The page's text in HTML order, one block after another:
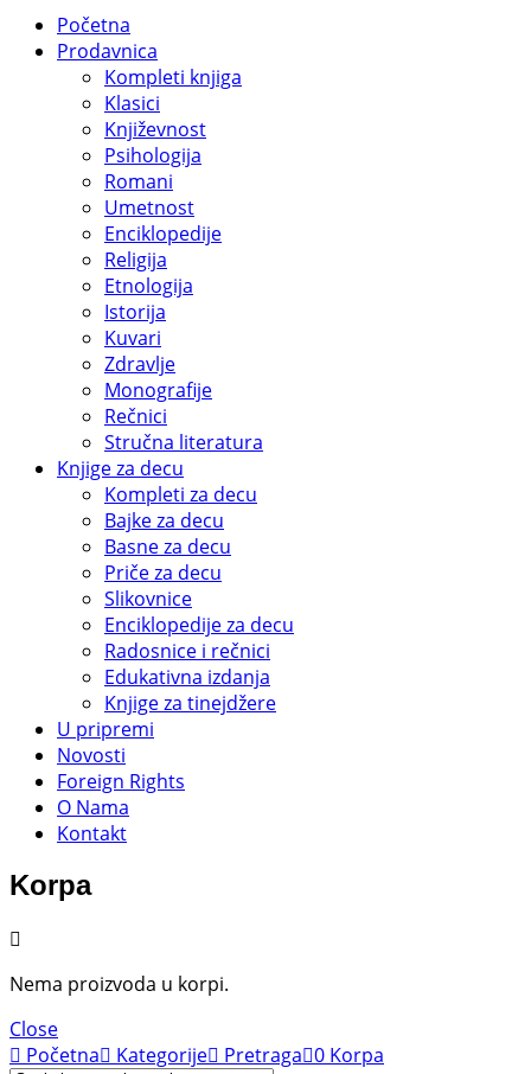
Početna
Prodavnica
Kompleti knjiga
Klasici
Književnost
Psihologija
Romani
Umetnost
Enciklopedije
Religija
Etnologija
Istorija
Kuvari
Zdravlje
Monografije
Rečnici
Stručna literatura
Knjige za decu
Kompleti za decu
Bajke za decu
Basne za decu
Priče za decu
Slikovnice
Enciklopedije za decu
Radosnice i rečnici
Edukativna izdanja
Knjige za tinejdžere
U pripremi
Novosti
Foreign Rights
O Nama
Kontakt
Korpa
Nema proizvoda u korpi.
Close
Početna
Kategorije Pretraga 0 Korpa